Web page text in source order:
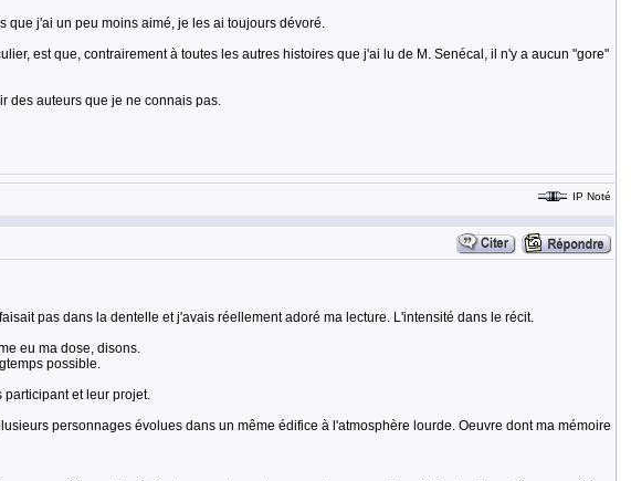
que j'ai un peu moins aimé, je les ai toujours dévoré.
est que, contrairement à toutes les autres histoires que j'ai lu de M. Senécal, il n'y a aucun "gore"
des auteurs que je ne connais pas.
IP Noté
pas dans la dentelle et j'avais réellement adoré ma lecture. L'intensité dans le récit.
eu ma dose, disons.
possible.
participant et leur projet.
personnages évolues dans un même édifice à l'atmosphère lourde. Oeuvre dont ma mémoire